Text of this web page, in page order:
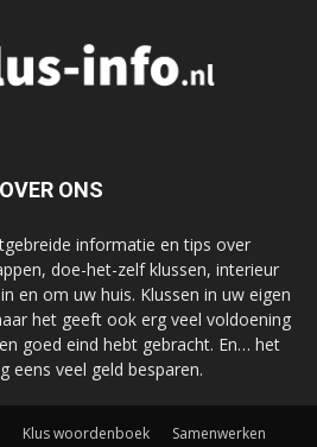
OVER ONS
informatie en tips over
doe-het-zelf klussen, interieur
en om uw huis. Klussen in uw eigen
het geeft ook erg veel voldoening
goed eind hebt gebracht. En… het
eens veel geld besparen.
Klus woordenboek Samenwerken